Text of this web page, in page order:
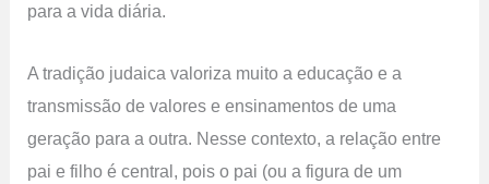
para a vida diária.
A tradição judaica valoriza muito a educação e a
transmissão de valores e ensinamentos de uma
geração para a outra. Nesse contexto, a relação entre
pai e filho é central, pois o pai (ou a figura de um